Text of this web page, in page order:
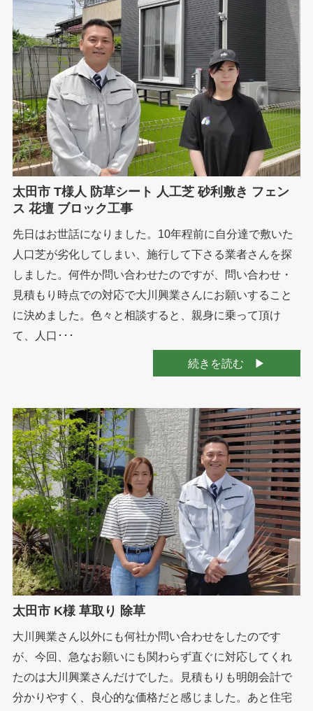
太田市 T様人 防草シート 人工芝 砂利敷き フェン
ス 花壇 ブロック工事
先日はお世話になりました。10年程前に自分達で敷いた
人口芝が劣化してしまい、施行して下さる業者さんを探
しました。何件か問い合わせたのですが、問い合わせ・
見積もり時点での対応で大川興業さんにお願いすること
に決めました。色々と相談すると、親身に乗って頂け
て、人口･･･
続きを読む
太田市 K様 草取り 除草
大川興業さん以外にも何社か問い合わせをしたのです
が、今回、急なお願いにも関わらず直ぐに対応してくれ
たのは大川興業さんだけでした。見積もりも明朗会計で
分かりやすく、良心的な価格だと感じました。あと住宅